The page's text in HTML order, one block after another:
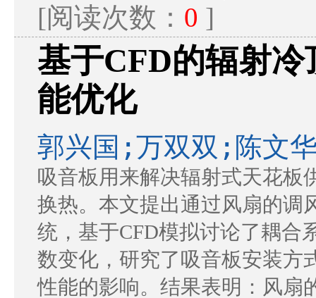
[阅读次数： 0 ]
基于CFD的辐射
能优化
郭兴国;万双双;陈文
吸音板用来解决辐射式天花板
换热。本文提出通过风扇的调
统，基于CFD模拟讨论了耦合
数变化，研究了吸音板安装方
性能的影响。结果表明：风扇